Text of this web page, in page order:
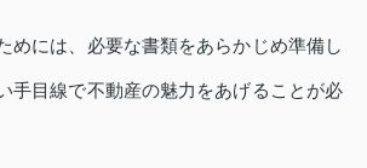
めには、必要な書類をあらかじめ準備し
手目線で不動産の魅力をあげることが必